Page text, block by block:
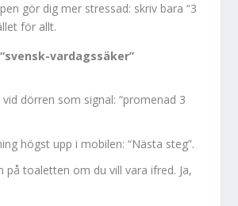
gör dig mer stressad: skriv bara “3
för allt.
vardagssäker”
dörren som signal: “promenad 3
högst upp i mobilen: “Nästa steg”.
på toaletten om du vill vara ifred. Ja,